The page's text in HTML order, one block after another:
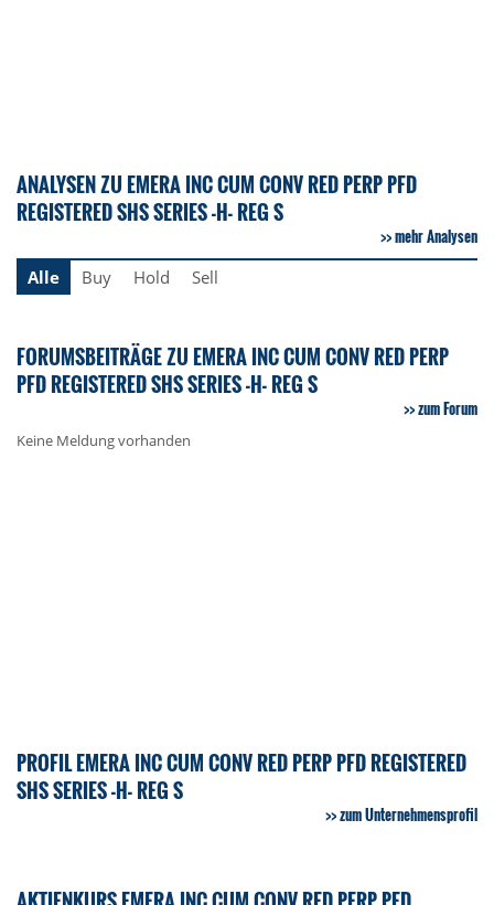
ANALYSEN ZU EMERA INC CUM CONV RED PERP PFD
REGISTERED SHS SERIES -H- REG S
mehr Analysen
Alle
Buy Hold Sell
FORUMSBEITRÄGE ZU EMERA INC CUM CONV RED PERP
PFD REGISTERED SHS SERIES -H- REG S
zum Forum
Keine Meldung vorhanden
PROFIL EMERA INC CUM CONV RED PERP PFD REGISTERED
SHS SERIES -H- REG S
zum Unternehmensprofil